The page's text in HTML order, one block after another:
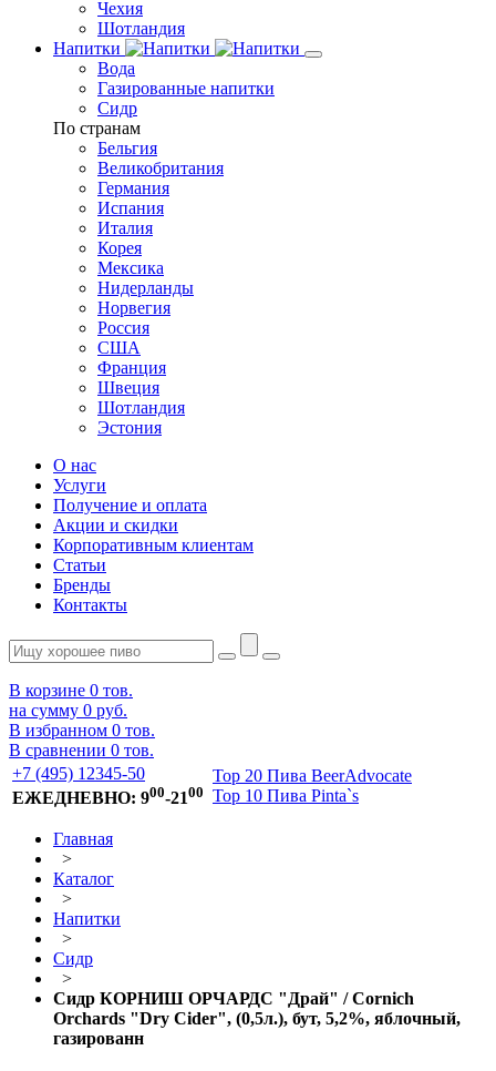
Чехия
Шотландия
Напитки
Вода
Газированные напитки
Сидр
По странам
Бельгия
Великобритания
Германия
Испания
Италия
Корея
Мексика
Нидерланды
Норвегия
Россия
США
Франция
Швеция
Шотландия
Эстония
О нас
Услуги
Получение и оплата
Акции и скидки
Корпоративным клиентам
Статьи
Бренды
Контакты
В корзине 0 тов.
на сумму 0 руб.
В избранном 0 тов.
В сравнении 0 тов.
+7 (495) 12345-50
ЕЖЕДНЕВНО: 900-2100
Top 20 Пива BeerAdvocate
Top 10 Пива Pinta`s
Главная
>
Каталог
>
Напитки
>
Сидр
>
Сидр КОРНИШ ОРЧАРДС "Драй" / Cornich
Orchards "Dry Cider", (0,5л.), бут, 5,2%, яблочный,
газированн